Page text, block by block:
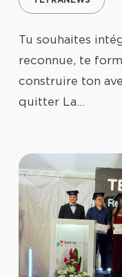
Tu souhaites
reconnue, te
construire ton
quitter La…